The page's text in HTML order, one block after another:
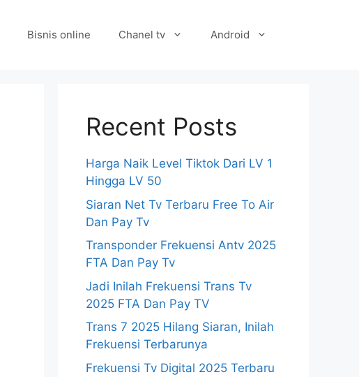
Bisnis online Chanel tv Android
Recent Posts
Harga Naik Level Tiktok Dari LV 1
Hingga LV 50
Siaran Net Tv Terbaru Free To Air
Dan Pay Tv
Transponder Frekuensi Antv 2025
FTA Dan Pay Tv
Jadi Inilah Frekuensi Trans Tv
2025 FTA Dan Pay TV
Trans 7 2025 Hilang Siaran, Inilah
Frekuensi Terbarunya
Frekuensi Tv Digital 2025 Terbaru